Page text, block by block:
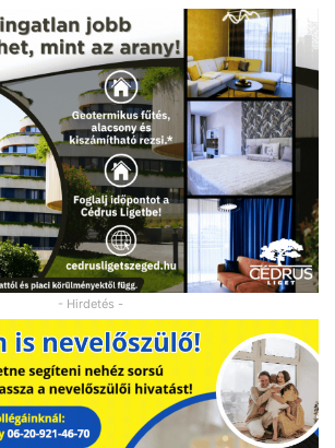
- Hirdetés -